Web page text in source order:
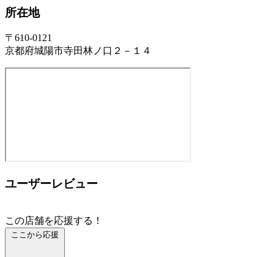
所在地
〒610-0121
京都府城陽市寺田林ノ口２－１４
ユーザーレビュー
この店舗を応援する！
ここから応援